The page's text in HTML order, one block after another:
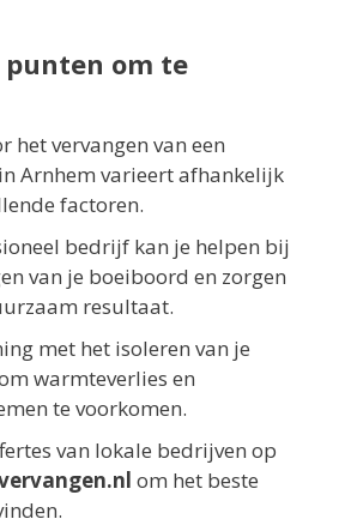
om te
het vervangen van een
Arnhem varieert afhankelijk
factoren.
bedrijf kan je helpen bij
van je boeiboord en zorgen
resultaat.
met het isoleren van je
warmteverlies en
te voorkomen.
van lokale bedrijven op
om het beste